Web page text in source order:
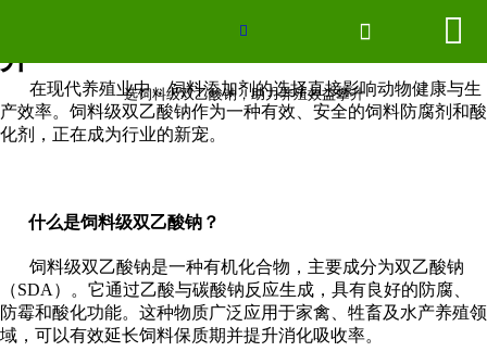
网站首页
联系我们
新闻中心

选饲料级双乙酸钠，助力养殖效益攀升
 
选饲料级双乙酸钠，助力养殖效益攀
升
在现代养殖业中，饲料添加剂的选择直接影响动物健康与生
产效率。饲料级双乙酸钠作为一种有效、安全的饲料防腐剂和酸
化剂，正在成为行业的新宠。
什么是饲料级双乙酸钠？
饲料级双乙酸钠是一种有机化合物，主要成分为双乙酸钠
（SDA）。它通过乙酸与碳酸钠反应生成，具有良好的防腐、
防霉和酸化功能。这种物质广泛应用于家禽、牲畜及水产养殖领
域，可以有效延长饲料保质期并提升消化吸收率。